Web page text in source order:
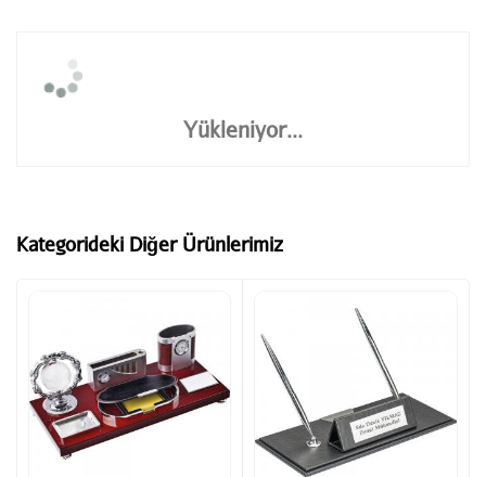
Yükleniyor...
Kategorideki Diğer Ürünlerimiz